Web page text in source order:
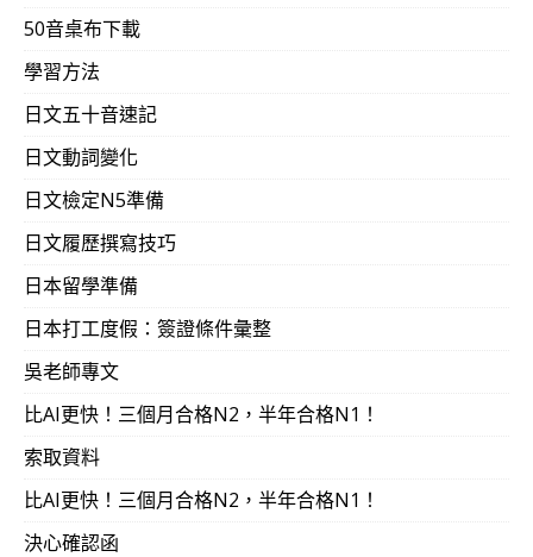
50音桌布下載
學習方法
日文五十音速記
日文動詞變化
日文檢定N5準備
日文履歷撰寫技巧
日本留學準備
日本打工度假：簽證條件彙整
吳老師專文
比AI更快！三個月合格N2，半年合格N1！
索取資料
比AI更快！三個月合格N2，半年合格N1！
決心確認函